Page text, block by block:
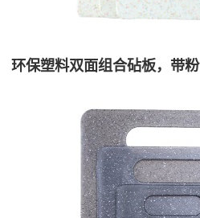
环保塑料双面组合砧板，带